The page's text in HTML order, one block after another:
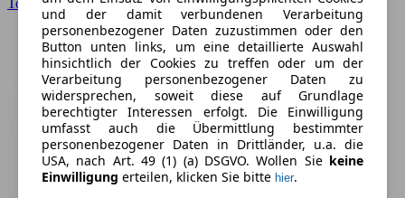
Toyota
und der damit verbundenen Verarbeitung
personenbezogener Daten zuzustimmen oder den
Button unten links, um eine detaillierte Auswahl
hinsichtlich der Cookies zu treffen oder um der
Verarbeitung personenbezogener Daten zu
widersprechen, soweit diese auf Grundlage
berechtigter Interessen erfolgt. Die Einwilligung
umfasst auch die Übermittlung bestimmter
personenbezogener Daten in Drittländer, u.a. die
USA, nach Art. 49 (1) (a) DSGVO. Wollen Sie keine
Einwilligung erteilen, klicken Sie bitte hier.